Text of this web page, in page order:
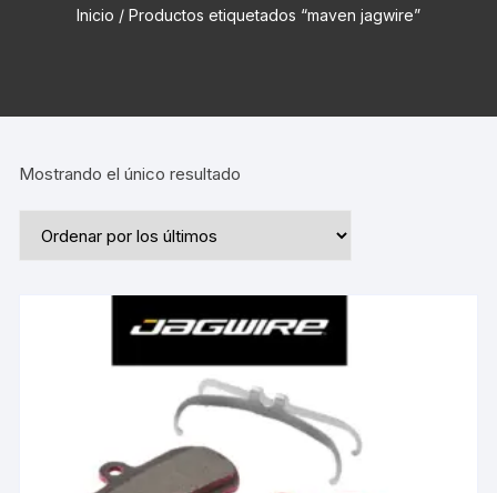
Inicio / Productos etiquetados “maven jagwire”
Mostrando el único resultado